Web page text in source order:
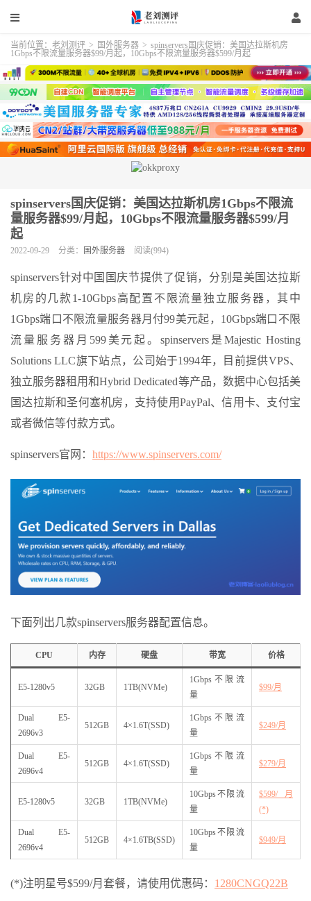
当前位置： 老刘测评 > 国外服务器 > spinservers国庆促销：美国达拉斯机房
1Gbps不限流量服务器$99/月起，10Gbps不限流量服务器$599/月起
spinservers国庆促销：美国达拉斯机房1Gbps不限流
量服务器$99/月起，10Gbps不限流量服务器$599/月
起
2022-09-29 分类： 国外服务器 阅读(994)
spinservers针对中国国庆节提供了促销，分别是美国达拉斯
机房的几款1-10Gbps高配置不限流量独立服务器，其中
1Gbps端口不限流量服务器月付99美元起，10Gbps端口不限
流量服务器月599美元起。spinservers是Majestic Hosting
Solutions LLC旗下站点，公司始于1994年，目前提供VPS、
独立服务器租用和Hybrid Dedicated等产品，数据中心包括美
国达拉斯和圣何塞机房，支持使用PayPal、信用卡、支付宝
或者微信等付款方式。
spinservers官网： https://www.spinservers.com/
下面列出几款spinservers服务器配置信息。
CPU 内存 硬盘 带宽 价格
E5-1280v5 32GB 1TB(NVMe)
1Gbps不限流
量
$99/月
Dual E5-
2696v3
512GB 4×1.6T(SSD)
1Gbps不限流
量
$249/月
Dual E5-
2696v4
512GB 4×1.6T(SSD)
1Gbps不限流
量
$279/月
E5-1280v5 32GB 1TB(NVMe)
10Gbps不限流
量
$599/月
(*)
Dual E5-
2696v4
512GB 4×1.6TB(SSD)
10Gbps不限流
量
$949/月
(*)注明星号$599/月套餐，请使用优惠码： 1280CNGQ22B